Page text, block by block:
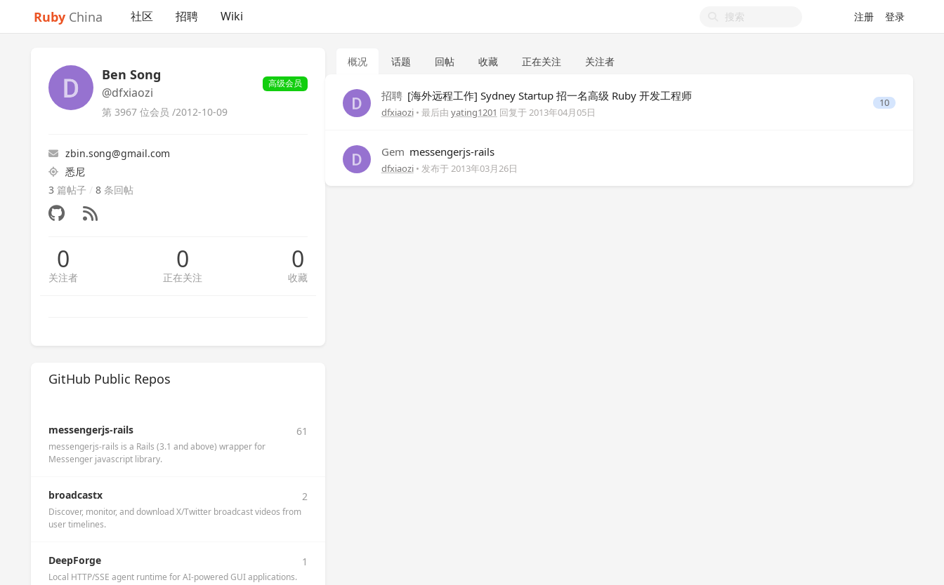
Ruby China 社区 招聘 Wiki 注册 登录
Ben Song
@dfxiaozi
高级会员
第 3967 位会员 /2012-10-09
zbin.song@gmail.com
悉尼
3 篇帖子 / 8 条回帖
0
关注者
0
正在关注
0
收藏
GitHub Public Repos
messengerjs-rails 61
messengerjs-rails is a Rails (3.1 and above) wrapper for
Messenger javascript library.
broadcastx 2
Discover, monitor, and download X/Twitter broadcast videos from
user timelines.
DeepForge 1
Local HTTP/SSE agent runtime for AI-powered GUI applications.
概况 话题 回帖 收藏 正在关注 关注者
招聘 [海外远程工作] Sydney Startup 招一名高级 Ruby 开发工程师
dfxiaozi • 最后由 yating1201 回复于2013年04月05日
10
Gem messengerjs-rails
dfxiaozi • 发布于2013年03月26日